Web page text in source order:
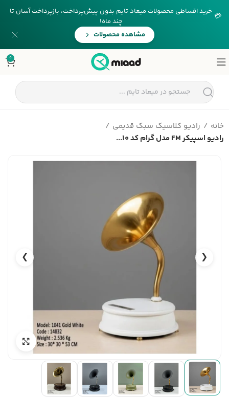
💳 خرید اقساطی محصولات میعاد تایم بدون پیش‌پرداخت، بازپرداخت آسان تا
چند ماه!
مشاهده محصولات
0
خانه
رادیو کلاسیک سبک قدیمی
رادیو اسپیکر FM مدل گرام کد 10...
❮
❯